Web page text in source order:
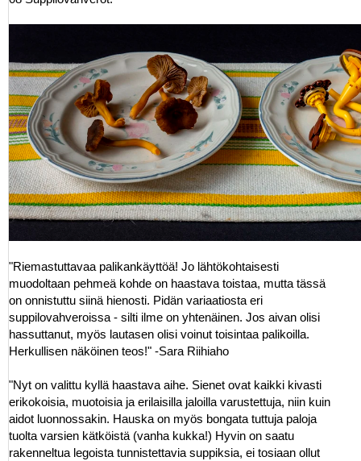
"Riemastuttavaa palikankäyttöä! Jo lähtökohtaisesti
muodoltaan pehmeä kohde on haastava toistaa, mutta tässä
on onnistuttu siinä hienosti. Pidän variaatiosta eri
suppilovahveroissa - silti ilme on yhtenäinen. Jos aivan olisi
hassuttanut, myös lautasen olisi voinut toisintaa palikoilla.
Herkullisen näköinen teos!" -Sara Riihiaho
"Nyt on valittu kyllä haastava aihe. Sienet ovat kaikki kivasti
erikokoisia, muotoisia ja erilaisilla jaloilla varustettuja, niin kuin
aidot luonnossakin. Hauska on myös bongata tuttuja paloja
tuolta varsien kätköistä (vanha kukka!) Hyvin on saatu
rakenneltua legoista tunnistettavia suppiksia, ei tosiaan ollut